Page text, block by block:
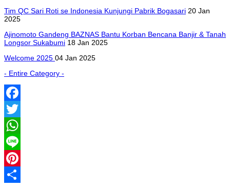
Tim QC Sari Roti se Indonesia Kunjungi Pabrik Bogasari 20 Jan
2025
Ajinomoto Gandeng BAZNAS Bantu Korban Bencana Banjir & Tanah
Longsor Sukabumi 18 Jan 2025
Welcome 2025 04 Jan 2025
- Entire Category -
Facebook
Twitter
WhatsApp
Line
Pinterest